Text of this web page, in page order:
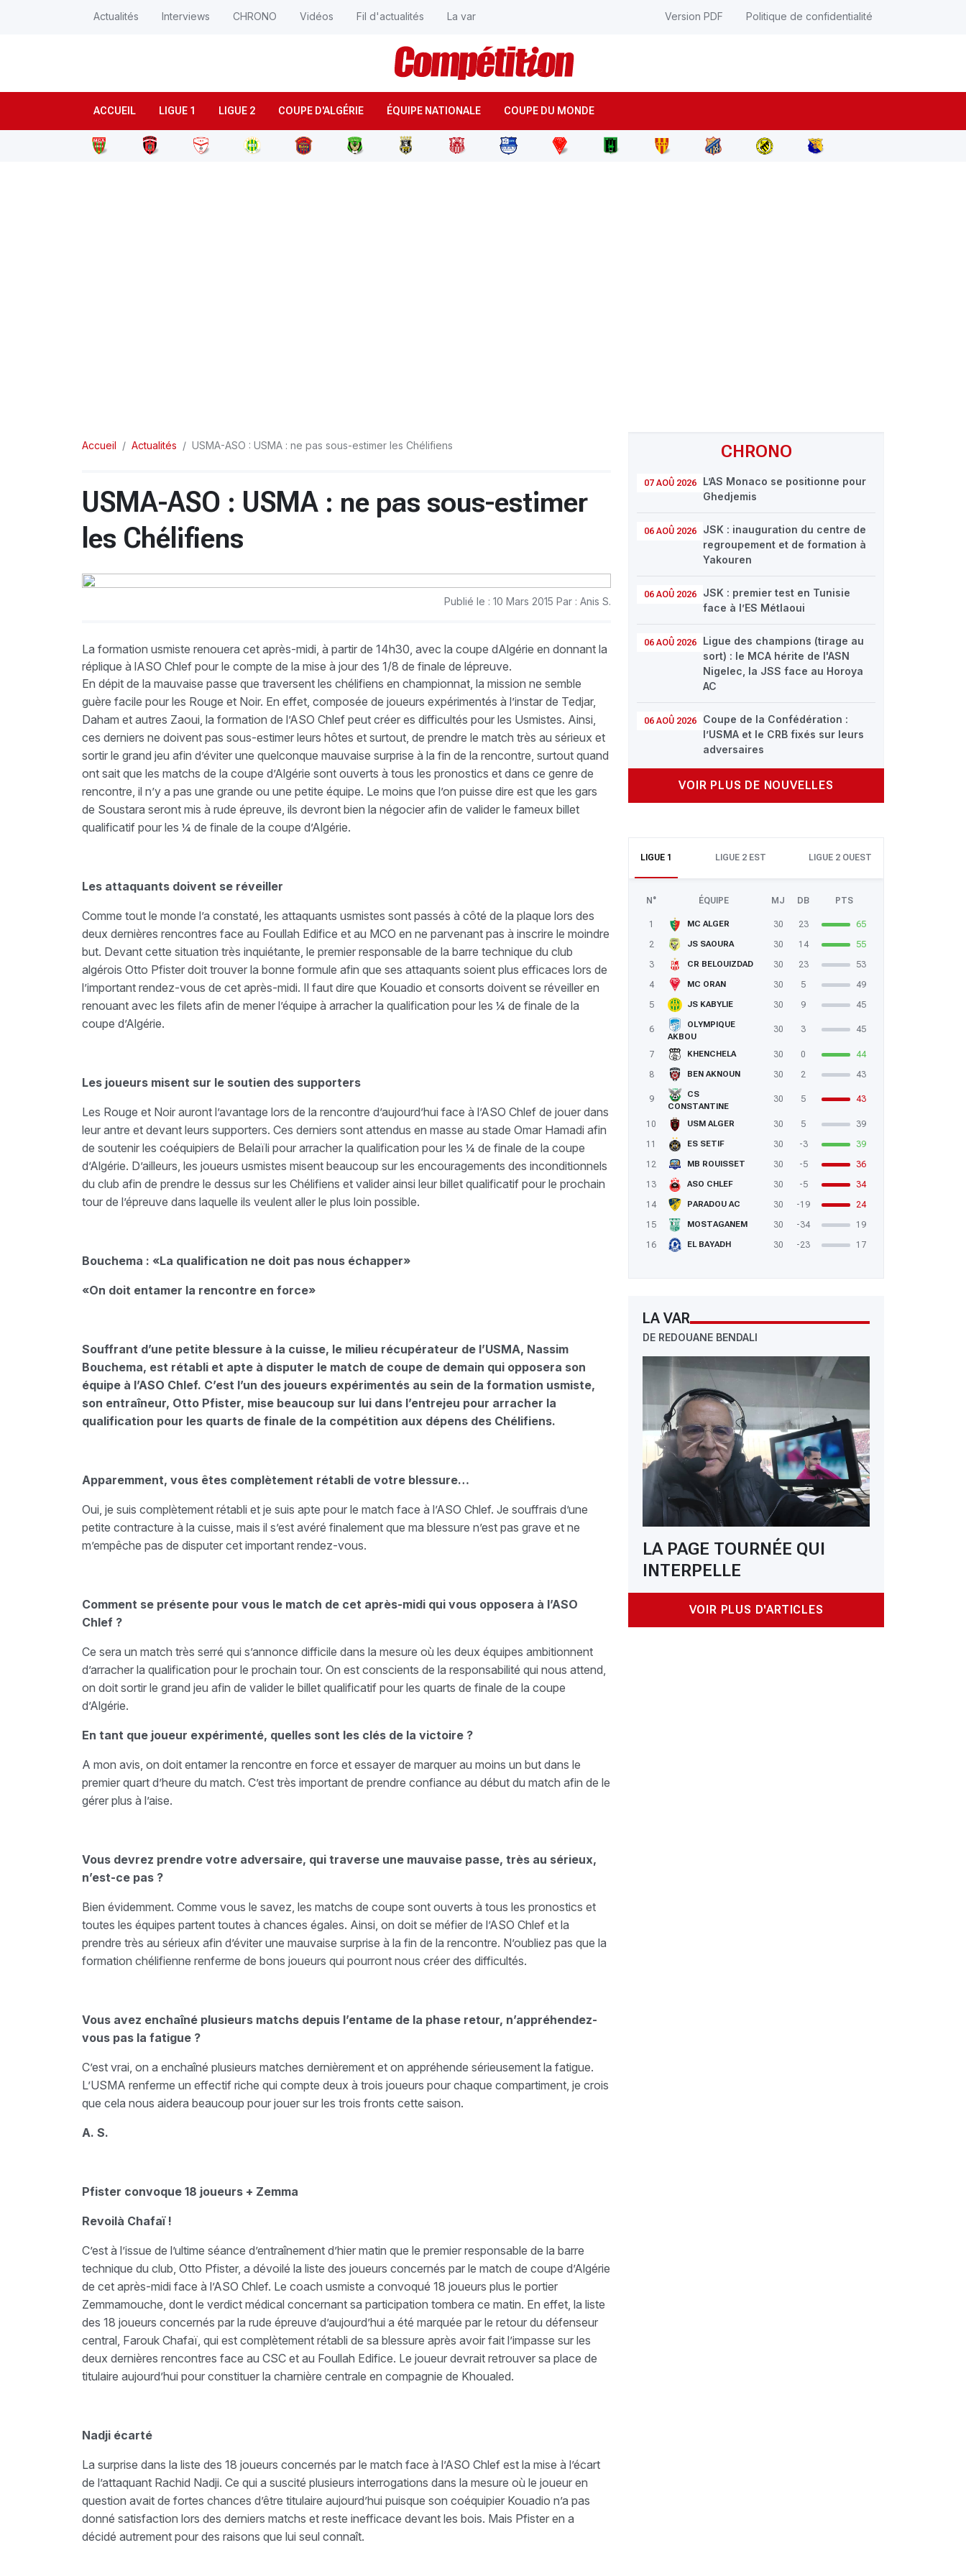
ACCUEIL LIGUE 1 LIGUE 2 COUPE D'ALGÉRIE ÉQUIPE NATIONALE COUPE DU MONDE
Actualités Interviews CHRONO Vidéos Fil d'actualités La var Version PDF Politique de confidentialité
CHRONO
07 AOÛ 2026
L’AS Monaco se positionne pour
Ghedjemis
06 AOÛ 2026
JSK : inauguration du centre de
regroupement et de formation à
Yakouren
06 AOÛ 2026
JSK : premier test en Tunisie
face à l’ES Métlaoui
06 AOÛ 2026
Ligue des champions (tirage au
sort) : le MCA hérite de l'ASN
Nigelec, la JSS face au Horoya
AC
06 AOÛ 2026
Coupe de la Confédération :
l’USMA et le CRB fixés sur leurs
adversaires
VOIR PLUS DE NOUVELLES
LIGUE 1 LIGUE 2 EST LIGUE 2 OUEST
N° ÉQUIPE MJ DB PTS
1 MC ALGER 30 23
65
2
JS SAOURA 30 14
55
3
CR BELOUIZDAD 30 23
53
4
MC ORAN 30 5
49
5
JS KABYLIE 30 9 45
6
OLYMPIQUE
AKBOU
30 3 45
7 KHENCHELA 30 0
44
8
BEN AKNOUN 30 2 43
9
CS
CONSTANTINE
30 5 43
10 USM ALGER 30 5
39
11
ES SETIF 30 -3
39
12
MB ROUISSET 30 -5
36
13
ASO CHLEF 30 -5
34
14
PARADOU AC 30 -19
24
15
MOSTAGANEM 30 -34
19
16
EL BAYADH 30 -23 17
LA VAR
DE REDOUANE BENDALI
LA PAGE TOURNÉE QUI
INTERPELLE
VOIR PLUS D'ARTICLES
Accueil Actualités USMA-ASO : USMA : ne pas sous-estimer les Chélifiens
USMA-ASO : USMA : ne pas sous-estimer
les Chélifiens
Publié le : 10 Mars 2015 Par : Anis S.
La formation usmiste renouera cet après-midi, à partir de 14h30, avec la coupe dAlgérie en donnant la
réplique à lASO Chlef pour le compte de la mise à jour des 1/8 de finale de lépreuve.
En dépit de la mauvaise passe que traversent les chélifiens en championnat, la mission ne semble
guère facile pour les Rouge et Noir. En effet, composée de joueurs expérimentés à l’instar de Tedjar,
Daham et autres Zaoui, la formation de l’ASO Chlef peut créer es difficultés pour les Usmistes. Ainsi,
ces derniers ne doivent pas sous-estimer leurs hôtes et surtout, de prendre le match très au sérieux et
sortir le grand jeu afin d’éviter une quelconque mauvaise surprise à la fin de la rencontre, surtout quand
ont sait que les matchs de la coupe d’Algérie sont ouverts à tous les pronostics et dans ce genre de
rencontre, il n’y a pas une grande ou une petite équipe. Le moins que l’on puisse dire est que les gars
de Soustara seront mis à rude épreuve, ils devront bien la négocier afin de valider le fameux billet
qualificatif pour les ¼ de finale de la coupe d’Algérie.
Les attaquants doivent se réveiller
Comme tout le monde l’a constaté, les attaquants usmistes sont passés à côté de la plaque lors des
deux dernières rencontres face au Foullah Edifice et au MCO en ne parvenant pas à inscrire le moindre
but. Devant cette situation très inquiétante, le premier responsable de la barre technique du club
algérois Otto Pfister doit trouver la bonne formule afin que ses attaquants soient plus efficaces lors de
l’important rendez-vous de cet après-midi. Il faut dire que Kouadio et consorts doivent se réveiller en
renouant avec les filets afin de mener l’équipe à arracher la qualification pour les ¼ de finale de la
coupe d’Algérie.
Les joueurs misent sur le soutien des supporters
Les Rouge et Noir auront l’avantage lors de la rencontre d’aujourd’hui face à l’ASO Chlef de jouer dans
leur antre et devant leurs supporters. Ces derniers sont attendus en masse au stade Omar Hamadi afin
de soutenir les coéquipiers de Belaïli pour arracher la qualification pour les ¼ de finale de la coupe
d’Algérie. D’ailleurs, les joueurs usmistes misent beaucoup sur les encouragements des inconditionnels
du club afin de prendre le dessus sur les Chélifiens et valider ainsi leur billet qualificatif pour le prochain
tour de l’épreuve dans laquelle ils veulent aller le plus loin possible.
Bouchema : «La qualification ne doit pas nous échapper»
«On doit entamer la rencontre en force»
Souffrant d’une petite blessure à la cuisse, le milieu récupérateur de l’USMA, Nassim
Bouchema, est rétabli et apte à disputer le match de coupe de demain qui opposera son
équipe à l’ASO Chlef. C’est l’un des joueurs expérimentés au sein de la formation usmiste,
son entraîneur, Otto Pfister, mise beaucoup sur lui dans l’entrejeu pour arracher la
qualification pour les quarts de finale de la compétition aux dépens des Chélifiens.
Apparemment, vous êtes complètement rétabli de votre blessure…
Oui, je suis complètement rétabli et je suis apte pour le match face à l’ASO Chlef. Je souffrais d’une
petite contracture à la cuisse, mais il s’est avéré finalement que ma blessure n’est pas grave et ne
m’empêche pas de disputer cet important rendez-vous.
Comment se présente pour vous le match de cet après-midi qui vous opposera à l’ASO
Chlef ?
Ce sera un match très serré qui s’annonce difficile dans la mesure où les deux équipes ambitionnent
d’arracher la qualification pour le prochain tour. On est conscients de la responsabilité qui nous attend,
on doit sortir le grand jeu afin de valider le billet qualificatif pour les quarts de finale de la coupe
d’Algérie.
En tant que joueur expérimenté, quelles sont les clés de la victoire ?
A mon avis, on doit entamer la rencontre en force et essayer de marquer au moins un but dans le
premier quart d’heure du match. C’est très important de prendre confiance au début du match afin de le
gérer plus à l’aise.
Vous devrez prendre votre adversaire, qui traverse une mauvaise passe, très au sérieux,
n’est-ce pas ?
Bien évidemment. Comme vous le savez, les matchs de coupe sont ouverts à tous les pronostics et
toutes les équipes partent toutes à chances égales. Ainsi, on doit se méfier de l’ASO Chlef et la
prendre très au sérieux afin d’éviter une mauvaise surprise à la fin de la rencontre. N’oubliez pas que la
formation chélifienne renferme de bons joueurs qui pourront nous créer des difficultés.
Vous avez enchaîné plusieurs matchs depuis l’entame de la phase retour, n’appréhendez-
vous pas la fatigue ?
C’est vrai, on a enchaîné plusieurs matches dernièrement et on appréhende sérieusement la fatigue.
L’USMA renferme un effectif riche qui compte deux à trois joueurs pour chaque compartiment, je crois
que cela nous aidera beaucoup pour jouer sur les trois fronts cette saison.
A. S.
Pfister convoque 18 joueurs + Zemma
Revoilà Chafaï !
C’est à l’issue de l’ultime séance d’entraînement d’hier matin que le premier responsable de la barre
technique du club, Otto Pfister, a dévoilé la liste des joueurs concernés par le match de coupe d’Algérie
de cet après-midi face à l’ASO Chlef. Le coach usmiste a convoqué 18 joueurs plus le portier
Zemmamouche, dont le verdict médical concernant sa participation tombera ce matin. En effet, la liste
des 18 joueurs concernés par la rude épreuve d’aujourd’hui a été marquée par le retour du défenseur
central, Farouk Chafaï, qui est complètement rétabli de sa blessure après avoir fait l’impasse sur les
deux dernières rencontres face au CSC et au Foullah Edifice. Le joueur devrait retrouver sa place de
titulaire aujourd’hui pour constituer la charnière centrale en compagnie de Khoualed.
Nadji écarté
La surprise dans la liste des 18 joueurs concernés par le match face à l’ASO Chlef est la mise à l’écart
de l’attaquant Rachid Nadji. Ce qui a suscité plusieurs interrogations dans la mesure où le joueur en
question avait de fortes chances d’être titulaire aujourd’hui puisque son coéquipier Kouadio n’a pas
donné satisfaction lors des derniers matchs et reste inefficace devant les bois. Mais Pfister en a
décidé autrement pour des raisons que lui seul connaît.